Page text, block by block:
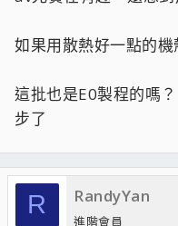
如果用散熱好一點的
這批也是E0製程的嗎
步了
R RandyYan
進階會員